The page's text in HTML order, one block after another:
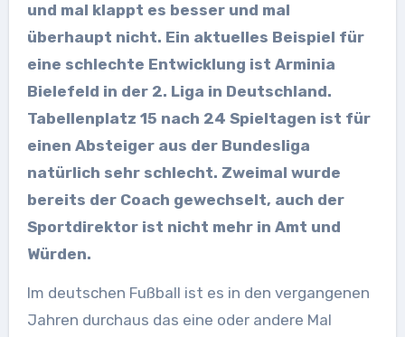
und mal klappt es besser und mal
überhaupt nicht. Ein aktuelles Beispiel für
eine schlechte Entwicklung ist Arminia
Bielefeld in der 2. Liga in Deutschland.
Tabellenplatz 15 nach 24 Spieltagen ist für
einen Absteiger aus der Bundesliga
natürlich sehr schlecht. Zweimal wurde
bereits der Coach gewechselt, auch der
Sportdirektor ist nicht mehr in Amt und
Würden.
Im deutschen Fußball ist es in den vergangenen
Jahren durchaus das eine oder andere Mal